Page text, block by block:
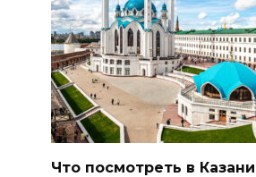
Что посмотреть в Казани